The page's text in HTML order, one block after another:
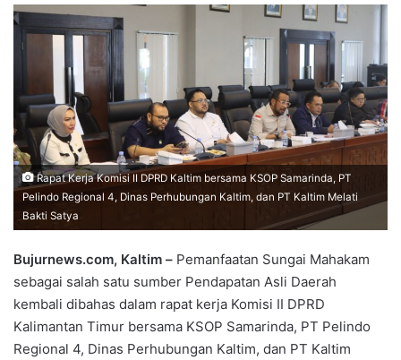
Rapat Kerja Komisi II DPRD Kaltim bersama KSOP Samarinda, PT
Pelindo Regional 4, Dinas Perhubungan Kaltim, dan PT Kaltim Melati
Bakti Satya
Bujurnews.com, Kaltim – Pemanfaatan Sungai Mahakam
sebagai salah satu sumber Pendapatan Asli Daerah
kembali dibahas dalam rapat kerja Komisi II DPRD
Kalimantan Timur bersama KSOP Samarinda, PT Pelindo
Regional 4, Dinas Perhubungan Kaltim, dan PT Kaltim